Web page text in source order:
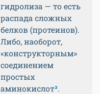
гидролиза — то есть
распада сложных
белков (протеинов).
Либо, наоборот,
«конструкторным»
соединением
простых
аминокислот³.